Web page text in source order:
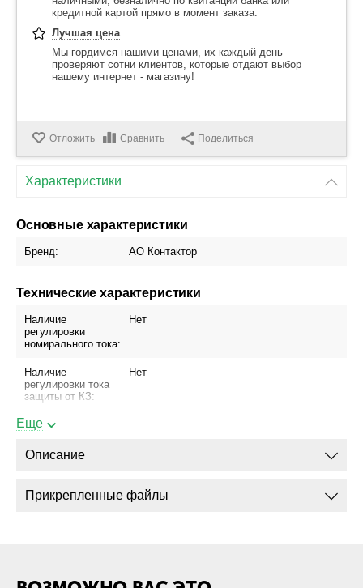
кредитной картой прямо в момент заказа.
Лучшая цена
Мы гордимся нашими ценами, их каждый день
проверяют сотни клиентов, которые отдают выбор
нашему интернет - магазину!
Отложить Сравнить Поделиться
Характеристики
Основные характеристики
Бренд: АО Контактор
Технические характеристики
Наличие
регулировки
номирального тока:
Нет
Наличие
регулировки тока
защиты от КЗ:
Нет
Номинальный ток,
Исполнение
Ручной привод
Еще
Описание
Прикрепленные файлы